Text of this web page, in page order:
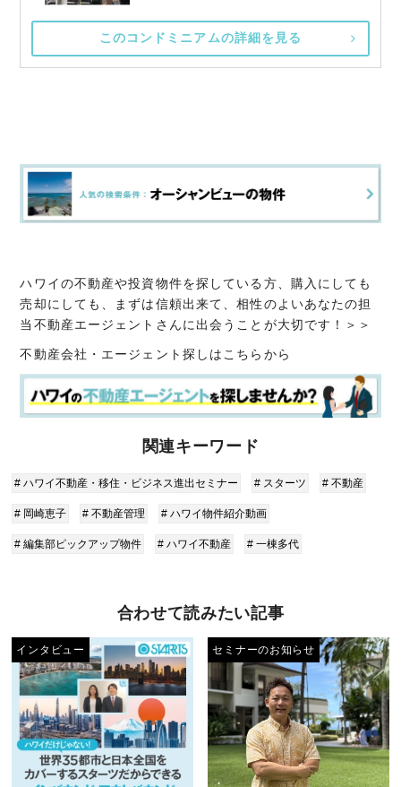
このコンドミニアムの詳細を見る
ハワイの不動産や投資物件を探している方、購入にしても
売却にしても、まずは信頼出来て、相性のよいあなたの担
当不動産エージェントさんに出会うことが大切です！＞＞
不動産会社・エージェント探しはこちらから
関連キーワード
# ハワイ不動産・移住・ビジネス進出セミナー # スターツ # 不動産
# 岡崎恵子 # 不動産管理 # ハワイ物件紹介動画
# 編集部ピックアップ物件 # ハワイ不動産 # 一棟多代
合わせて読みたい記事
インタビュー セミナーのお知らせ